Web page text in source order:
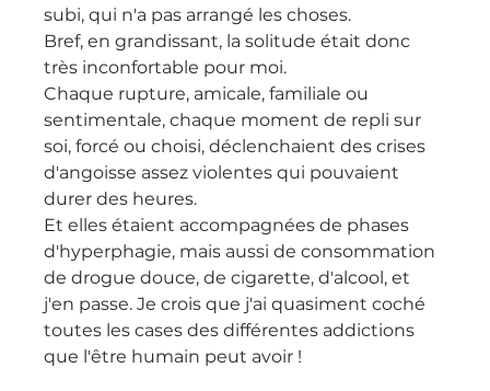
subi, qui n'a pas arrangé les choses.
Bref, en grandissant, la solitude était donc
très inconfortable pour moi.
Chaque rupture, amicale, familiale ou
sentimentale, chaque moment de repli sur
soi, forcé ou choisi, déclenchaient des crises
d'angoisse assez violentes qui pouvaient
durer des heures.
Et elles étaient accompagnées de phases
d'hyperphagie, mais aussi de consommation
de drogue douce, de cigarette, d'alcool, et
j'en passe. Je crois que j'ai quasiment coché
toutes les cases des différentes addictions
que l'être humain peut avoir !